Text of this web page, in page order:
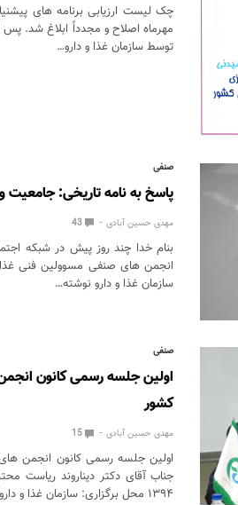
توسط سازمان غذا و دارو…
صنفی
پاسخ به نامه تاریخی: جامعیت
مهدی حسین آبادی 43
بنام خدا چند روز پیش در شبکه
انجمن های صنفی مسوولین فنی غذا
سازمان غذا و دارو نوشته…
صنفی
اولین جلسه رسمی کانون
کشور
مهدی حسین آبادی 15
اولین جلسه رسمی کانون انجمن
جناب آقای دکتر دیناروند ریاست
۱۳۹۴ محل برگزاری: سازمان غذا و دارو…